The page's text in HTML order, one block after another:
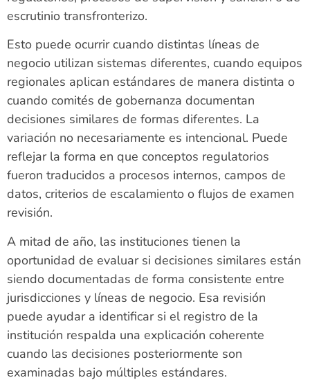
escrutinio transfronterizo.
Esto puede ocurrir cuando distintas líneas de
negocio utilizan sistemas diferentes, cuando equipos
regionales aplican estándares de manera distinta o
cuando comités de gobernanza documentan
decisiones similares de formas diferentes. La
variación no necesariamente es intencional. Puede
reflejar la forma en que conceptos regulatorios
fueron traducidos a procesos internos, campos de
datos, criterios de escalamiento o flujos de examen
revisión.
A mitad de año, las instituciones tienen la
oportunidad de evaluar si decisiones similares están
siendo documentadas de forma consistente entre
jurisdicciones y líneas de negocio. Esa revisión
puede ayudar a identificar si el registro de la
institución respalda una explicación coherente
cuando las decisiones posteriormente son
examinadas bajo múltiples estándares.